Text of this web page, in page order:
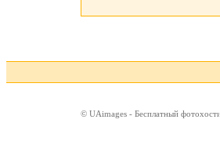
© UAimages - Бесплатный